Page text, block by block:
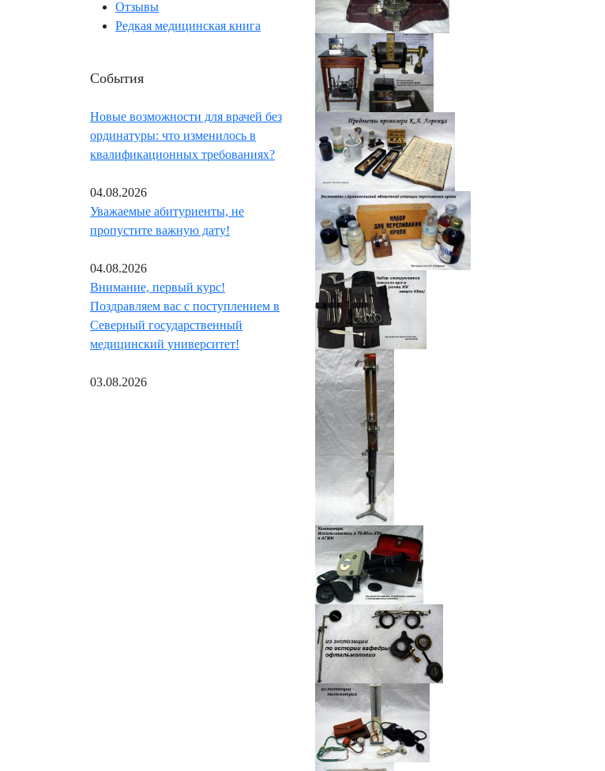
Отзывы
Редкая медицинская книга
События
Новые возможности для врачей без
ординатуры: что изменилось в
квалификационных требованиях?
04.08.2026
Уважаемые абитуриенты, не
пропустите важную дату!
04.08.2026
Внимание, первый курс!
Поздравляем вас с поступлением в
Северный государственный
медицинский университет!
03.08.2026